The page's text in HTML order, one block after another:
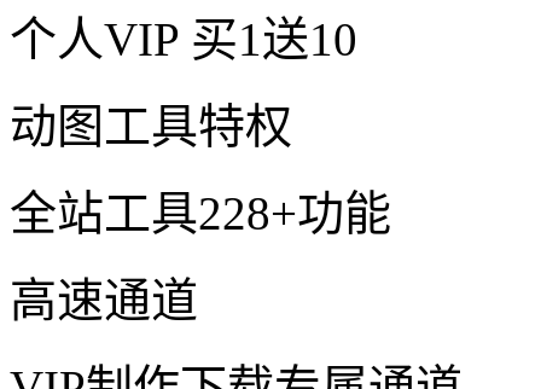
个人VIP 买1送10
动图工具特权
全站工具228+功能
高速通道